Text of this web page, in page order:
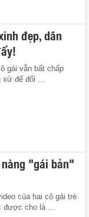
đẹp, dân
gái vẫn bất chấp
xử để đổi ...
"gái bản"
của hai cô gái trẻ
được cho là ...